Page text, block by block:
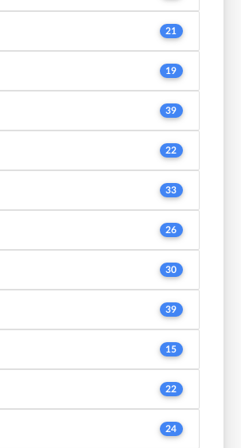
21
19
39
22
33
26
30
39
15
22
24